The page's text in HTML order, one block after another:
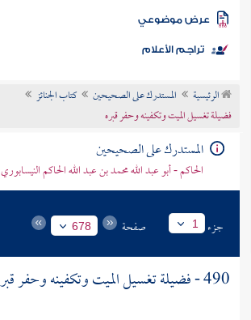
الكتب
موضوعي
تراجم الأعلام
الرئيسية المستدرك على الصحيحين
كتاب الجنائز
فضيلة تغسيل الميت وتكفينه وحفر قبره
المستدرك على الصحيحين
الحاكم - أبو عبد الله محمد بن عبد الله الحاكم النيسابوري
جزء 1 صفحة 678
490 - فضيلة تغسيل الميت وتكفينه وحفر قبره